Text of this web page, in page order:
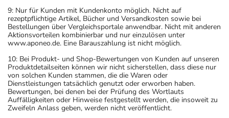
9: Nur für Kunden mit Kundenkonto möglich. Nicht auf
rezeptpflichtige Artikel, Bücher und Versandkosten sowie bei
Bestellungen über Vergleichsportale anwendbar. Nicht mit anderen
Aktionsvorteilen kombinierbar und nur einzulösen unter
www.aponeo.de. Eine Barauszahlung ist nicht möglich.
10: Bei Produkt- und Shop-Bewertungen von Kunden auf unseren
Produktdetailseiten können wir nicht sicherstellen, dass diese nur
von solchen Kunden stammen, die die Waren oder
Dienstleistungen tatsächlich genutzt oder erworben haben.
Bewertungen, bei denen bei der Prüfung des Wortlauts
Auffälligkeiten oder Hinweise festgestellt werden, die insoweit zu
Zweifeln Anlass geben, werden nicht veröffentlicht.